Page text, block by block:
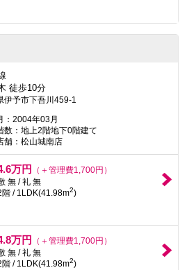
徒歩10分
伊予市下吾川459-1
：2004年03月
数：地上2階地下0階建て
舗：松山城南店
万円
（＋管理費1,700円）
無 / 礼 無
階 / 1LDK(41.98m2)
万円
（＋管理費1,700円）
無 / 礼 無
階 / 1LDK(41.98m2)